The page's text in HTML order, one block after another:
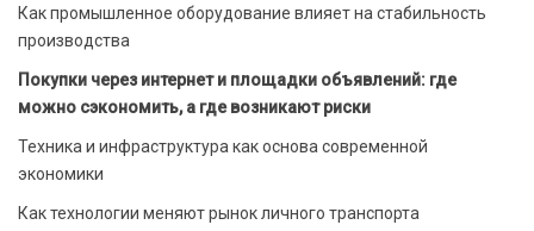
Как промышленное оборудование влияет на стабильность
производства
Покупки через интернет и площадки объявлений: где
можно сэкономить, а где возникают риски
Техника и инфраструктура как основа современной
экономики
Как технологии меняют рынок личного транспорта